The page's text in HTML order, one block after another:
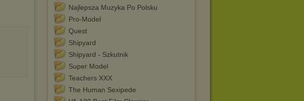
Najlepsza Muzyka Po Polsku
Pro-Model
Quest
Shipyard
Shipyard - Szkutnik
Super Model
Teachers XXX
The Human Sexipede